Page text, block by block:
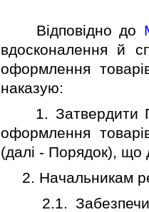
Вiдповiдно до
вдосконалення й
оформлення
наказую:
1. Затвердити
оформлення
(далi - Порядок), що
2. Начальникам
2.1. Забезпечити